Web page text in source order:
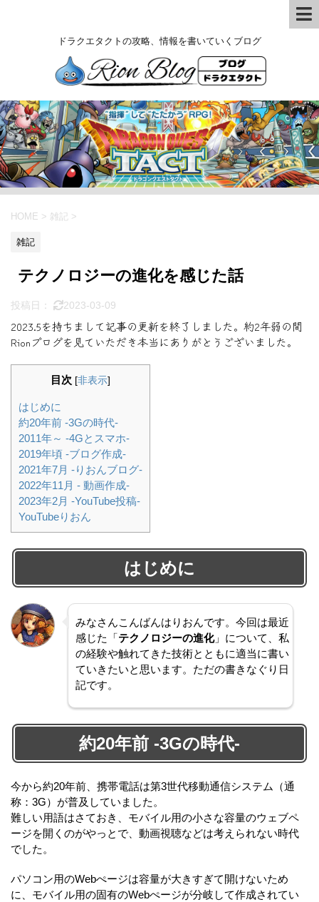
ドラクエタクトの攻略、情報を書いていくブログ
HOME > 雑記 >
雑記
テクノロジーの進化を感じた話
投稿日： 2023-03-09
2023.5を持ちまして記事の更新を終了しました。約2年弱の間
Rionブログを見ていただき本当にありがとうございました。
目次 [非表示]
はじめに
約20年前 -3Gの時代-
2011年～ -4Gとスマホ-
2019年頃 -ブログ作成-
2021年7月 -りおんブログ-
2022年11月 - 動画作成-
2023年2月 -YouTube投稿-
YouTubeりおん
はじめに
みなさんこんばんはりおんです。今回は最近
感じた「テクノロジーの進化」について、私
の経験や触れてきた技術とともに適当に書い
ていきたいと思います。ただの書きなぐり日
記です。
約20年前 -3Gの時代-
今から約20年前、携帯電話は第3世代移動通信システム（通
称：3G）が普及していました。
難しい用語はさておき、モバイル用の小さな容量のウェブペ
ージを開くのがやっとで、動画視聴などは考えられない時代
でした。
パソコン用のWebぺージは容量が大きすぎて開けないため
に、モバイル用の固有のWebぺージが分岐して作成されてい